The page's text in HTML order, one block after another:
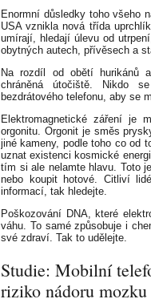
Enormní důsledky toho všeho
USA vznikla nová třída
umírají, hledají úlevu od
obytných autech, přívěsech a
Na rozdíl od obětí hurikánů
chráněná útočiště. Nikdo
bezdrátového telefonu, aby se
Elektromagnetické záření je
orgonitu. Orgonit je směs
jiné kameny, podle toho co od
uznat existenci kosmické
tím si ale nelamte hlavu. Toto
nebo koupit hotové. Citliví
informací, tak hledejte.
Poškozování DNA, které
váhu. To samé způsobuje i
své zdraví. Tak to udělejte.
Studie: Mobilní
riziko nádoru